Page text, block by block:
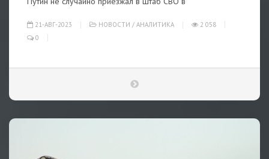
21-АВГ-2023 НОВОСТИ / АНАЛИТИКА
2 058
0